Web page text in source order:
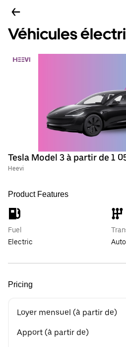
Véhicules
Tesla Model 3 à partir de 1
Heevi
Product Features
Fuel
Electric
Pricing
Loyer mensuel (à partir de)
Apport (à partir de)